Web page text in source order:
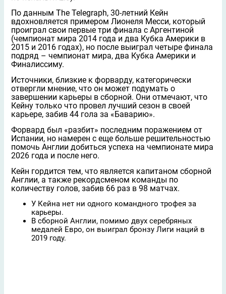
По данным The Telegraph, 30-летний Кейн
вдохновляется примером Лионеля Месси, который
проиграл свои первые три финала с Аргентиной
(чемпионат мира 2014 года и два Кубка Америки в
2015 и 2016 годах), но после выиграл четыре финала
подряд – чемпионат мира, два Кубка Америки и
Финалиссиму.
Источники, близкие к форварду, категорически
отвергли мнение, что он может подумать о
завершении карьеры в сборной. Они отмечают, что
Кейну только что провел лучший сезон в своей
карьере, забив 44 гола за «Баварию».
Форвард был «разбит» последним поражением от
Испании, но намерен с еще больше решительностью
помочь Англии добиться успеха на чемпионате мира
2026 года и после него.
Кейн гордится тем, что является капитаном сборной
Англии, а также рекордсменом команды по
количеству голов, забив 66 раз в 98 матчах.
У Кейна нет ни одного командного трофея за
карьеры.
В сборной Англии, помимо двух серебряных
медалей Евро, он выиграл бронзу Лиги наций в
2019 году.